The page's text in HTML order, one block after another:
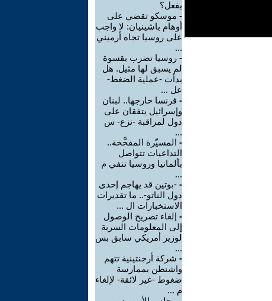
يفعل؟
- موسكو تقضي على
أوهام باشينيان: لا واجب
على روسيا تجاه أرميني
...
- روسيا تضرب بقسوة
لم يسبق لها مثيل. هل
بدأت -عملية الضغط-
عل ...
- فرنسا خارجها.. لبنان
وإسرائيل يتفقان على
دول لمراقبة -نزع- س
...
- المسيّرة المفخَّخة..
التداعيات تتواصل
بألمانيا وروسيا تنفي م
...
- -بوتين قد يهاجم إحدى
دول الناتو-.. ما تقديرات
الاستخبارات ال ...
- إلغاء تصريح الوصول
إلى المعلومات السرية
لوزير أمريكي سابق بس
...
- شركة أرجنتينية تتهم
واشنطن بممارسة
ضغوط -غير لائقة- لإلغاء
م ...